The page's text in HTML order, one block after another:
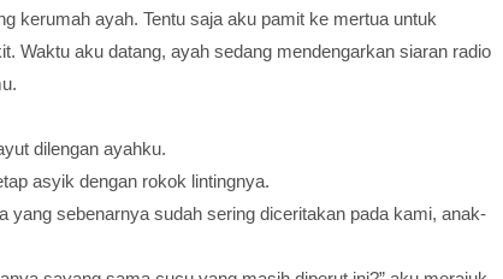
kerumah ayah. Tentu saja aku pamit ke mertua untuk
Waktu aku datang, ayah sedang mendengarkan siaran radio
dilengan ayahku.
asyik dengan rokok lintingnya.
yang sebenarnya sudah sering diceritakan pada kami, anak-